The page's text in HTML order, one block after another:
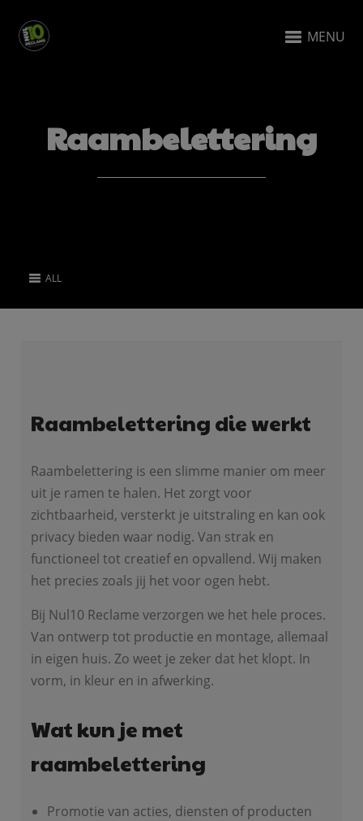
MENU
Raambelettering
ALL
Raambelettering die werkt
Raambelettering is een slimme manier om meer
uit je ramen te halen. Het zorgt voor
zichtbaarheid, versterkt je uitstraling en kan ook
privacy bieden waar nodig. Van strak en
functioneel tot creatief en opvallend. Wij maken
het precies zoals jij het voor ogen hebt.
Bij Nul10 Reclame verzorgen we het hele proces.
Van ontwerp tot productie en montage, allemaal
in eigen huis. Zo weet je zeker dat het klopt. In
vorm, in kleur en in afwerking.
Wat kun je met
raambelettering
Promotie van acties, diensten of producten